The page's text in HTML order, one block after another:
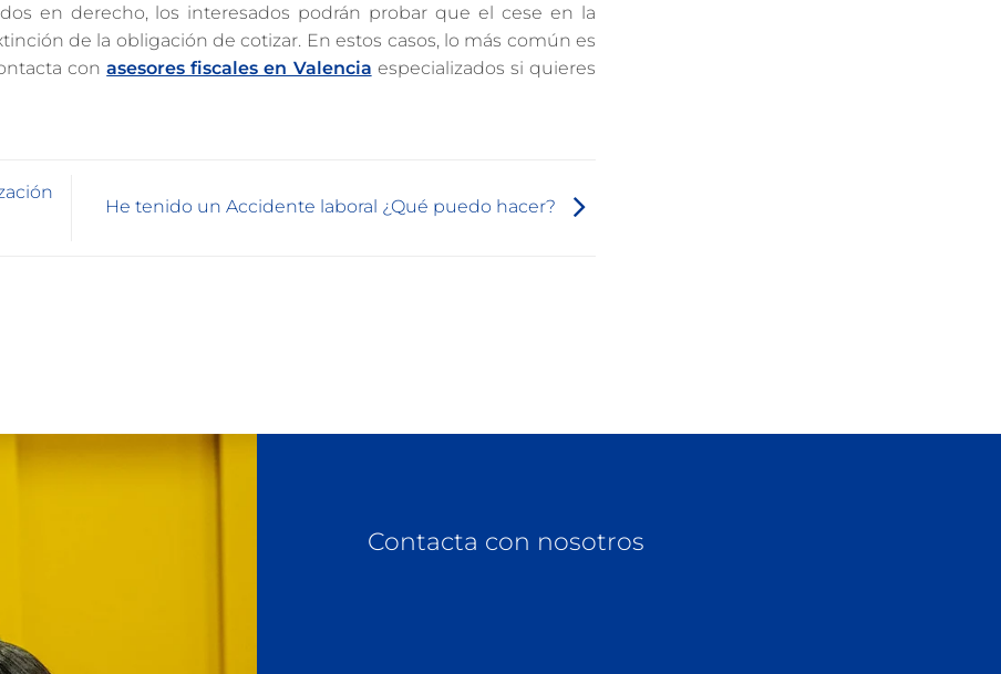
en derecho, los interesados podrán probar que el cese en la
de la obligación de cotizar. En estos casos, lo más común es
conasesores fiscales en Valencia especializados si quieres
He tenido un Accidente laboral ¿Qué puedo hacer?
Contacta con nosotros